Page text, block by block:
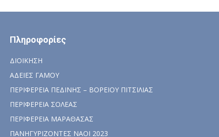
Πληροφορίες
ΔΙΟΙΚΗΣΗ
ΑΔΕΙΕΣ ΓΑΜΟΥ
ΠΕΡΙΦΕΡΕΙΑ ΠΕΔΙΝΗΣ – ΒΟΡΕΙΟΥ ΠΙΤΣΙΛΙΑΣ
ΠΕΡΙΦΕΡΕΙΑ ΣΟΛΕΑΣ
ΠΕΡΙΦΕΡΕΙΑ ΜΑΡΑΘΑΣΑΣ
ΠΑΝΗΓΥΡΙΖΟΝΤΕΣ ΝΑΟΙ 2023